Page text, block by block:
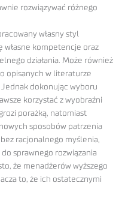
rozwiązywać różnego
własny styl
własne kompetencje oraz
działania. Może również
opisanych w literaturze
dokonując wyboru
korzystać z wyobraźni
porażką, natomiast
sposobów patrzenia
racjonalnego myślenia,
sprawnego rozwiązania
że menadżerów wyższego
to, że ich ostatecznymi